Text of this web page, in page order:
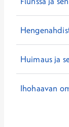
Huimaus ja
Ihohaavan